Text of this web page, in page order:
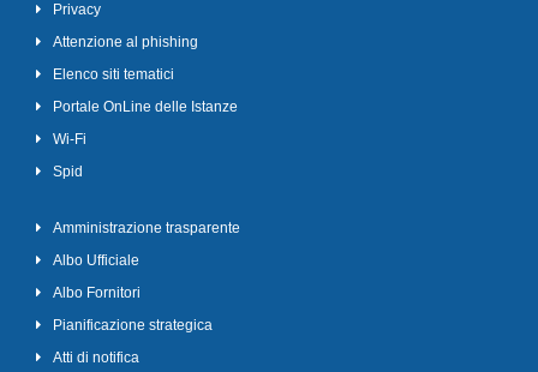
Privacy
Attenzione al phishing
Elenco siti tematici
Portale OnLine delle Istanze
Wi-Fi
Spid
Amministrazione trasparente
Albo Ufficiale
Albo Fornitori
Pianificazione strategica
Atti di notifica